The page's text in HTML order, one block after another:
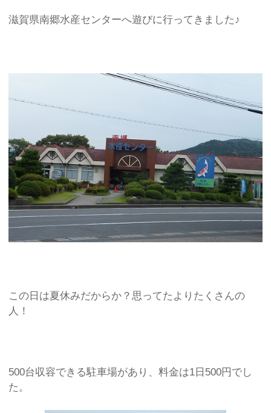
滋賀県南郷水産センターへ遊びに行ってきました♪
この日は夏休みだからか？思ってたよりたくさんの
人！
500台収容できる駐車場があり、料金は1日500円でし
た。